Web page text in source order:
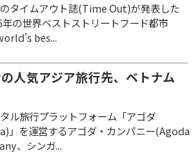
タイムアウト誌(Time Out)が発表した
年の世界ベストストリートフード都市
bes...
人気アジア旅行先、ベトナム
ル旅行プラットフォーム「アゴダ
」を運営するアゴダ・カンパニー(Agoda
、シンガ...